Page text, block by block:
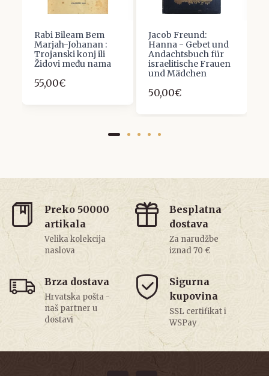
Rabi Bileam Bem
Marjah-Johanan :
Trojanski konj ili
Židovi među nama
55,00€
Jacob Freund:
Hanna - Gebet und
Andachtsbuch für
israelitische Frauen
und Mädchen
50,00€
Preko 50000
artikala
Velika kolekcija
naslova
Besplatna
dostava
Za narudžbe
iznad 70 €
Brza dostava
Hrvatska pošta -
naš partner u
dostavi
Sigurna
kupovina
SSL certifikat i
WSPay